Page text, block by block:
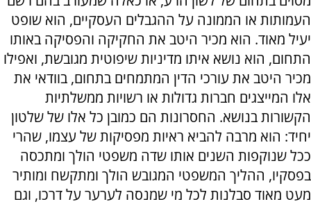
העמותות או הממונה על ההגבלים העסקיים, הוא שופט
יעיל מאוד. הוא מכיר היטב את החקיקה והפסיקה באותו
התחום, הוא נושא איתו מדיניות שיפוטית מגובשת, ואפילו
מכיר היטב את עורכי הדין המתמחים בתחום, בוודאי את
אלו המייצגים חברות גדולות או רשויות ממשלתיות
הקשורות בנושא. החסרונות הם כמובן כל אלו של שלטון
יחיד: הוא מרבה להביא ראיות מפסיקות של עצמו, שהרי
ככל שנוקפות השנים אותו שדה משפטי הולך ומתכסה
בפסקיו, ההליך המשפטי המגובש הולך ומתקשח ומותיר
מעט מאוד סבלנות לכל מי שמנסה לערער על דרכו, וגם